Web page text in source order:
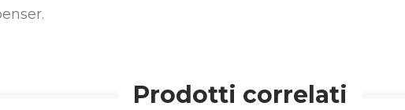
Prodotti correlati